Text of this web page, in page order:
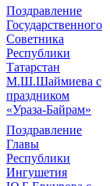
Поздравление
Государственного
Советника
Республики
Татарстан
М.Ш.Шаймиева с
праздником
«Ураза-Байрам»
Поздравление
Главы
Республики
Ингушетия